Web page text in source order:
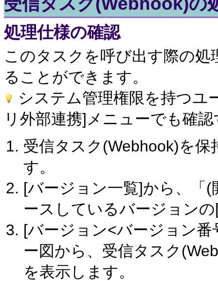
処理仕様の確認
このタスクを呼び出す際の
ることができます。
システム管理権限を持つユ
リ外部連携]メニューでも確
受信タスク(Webhook)を
す。
[バージョン一覧]から、「
ースしているバージョン
[バージョン<バージョン
ー図から、受信タスク
を表示します。